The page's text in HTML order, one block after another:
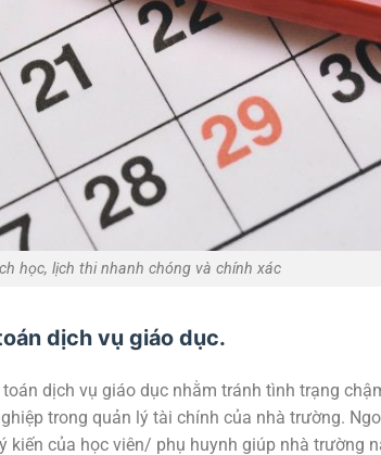
học, lịch thi nhanh chóng và chính xác
dịch vụ giáo dục.
dịch vụ giáo dục nhằm tránh tình trạng
trong quản lý tài chính của nhà trường.
kiến của học viên/ phụ huynh giúp nhà trường